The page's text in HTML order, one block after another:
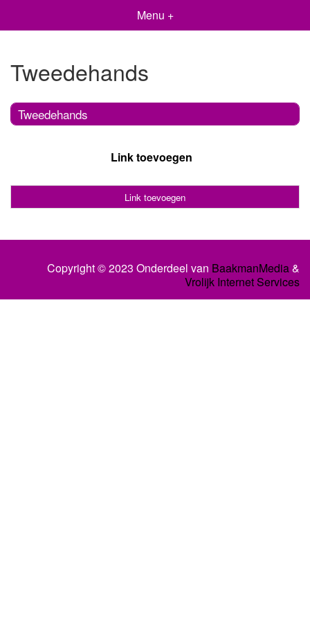
Menu +
Tweedehands
Tweedehands
Link toevoegen
Link toevoegen
Copyright © 2023 Onderdeel van BaakmanMedia&
Vrolijk Internet Services